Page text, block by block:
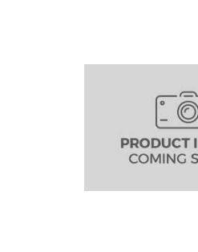
خانه
تماس با ما
وبلاگ